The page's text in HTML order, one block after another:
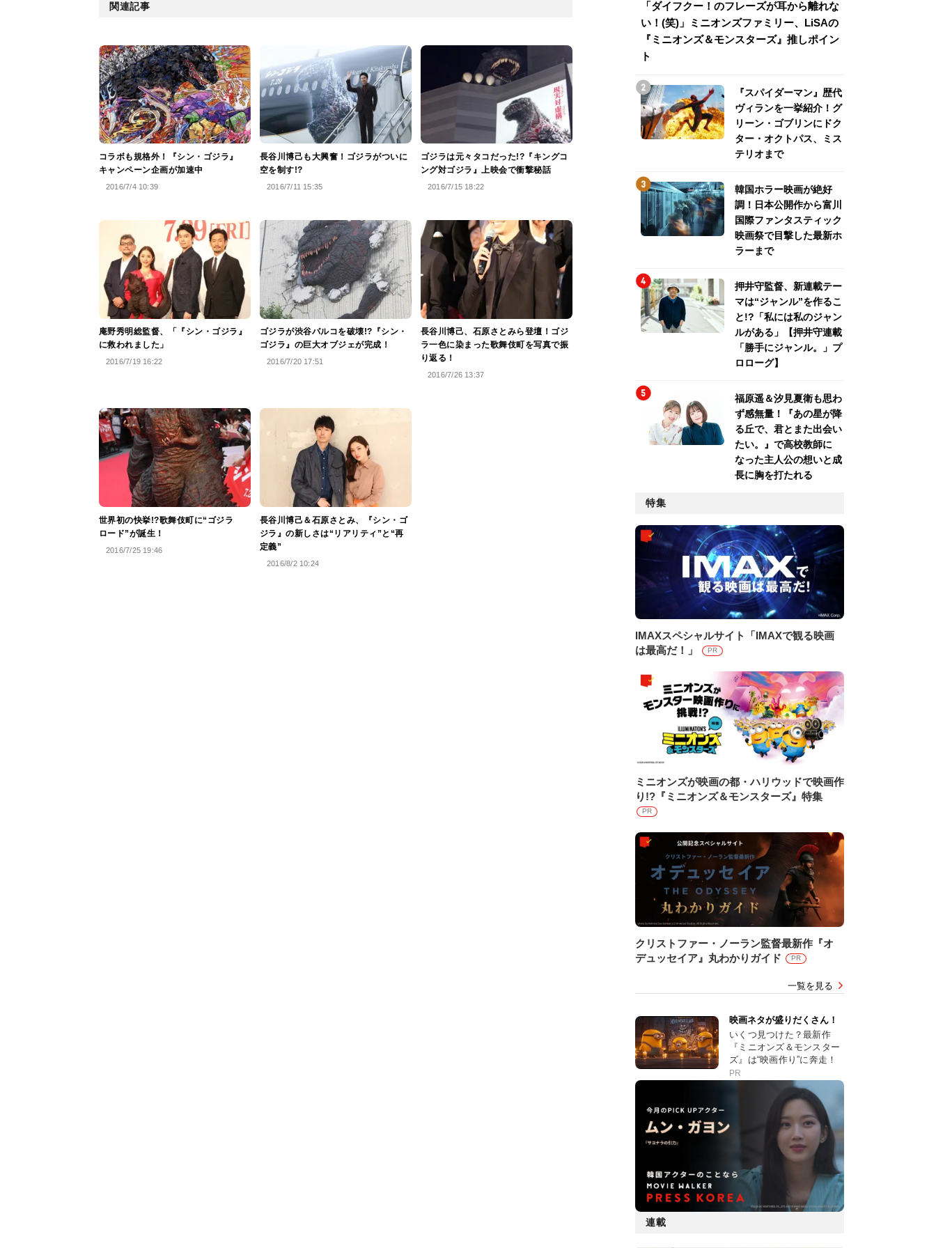
関連記事
コラボも規格外！『シン・ゴジラ』
キャンペーン企画が加速中
2016/7/4 10:39
長谷川博己も大興奮！ゴジラがついに
空を制す!?
2016/7/11 15:35
ゴジラは元々タコだった!?『キングコ
ング対ゴジラ』上映会で衝撃秘話
2016/7/15 18:22
庵野秀明総監督、「『シン・ゴジラ』
に救われました」
2016/7/19 16:22
ゴジラが渋谷パルコを破壊!?『シン・
ゴジラ』の巨大オブジェが完成！
2016/7/20 17:51
長谷川博己、石原さとみら登壇！ゴジ
ラ一色に染まった歌舞伎町を写真で振
り返る！
2016/7/26 13:37
世界初の快挙!?歌舞伎町に“ゴジラ
ロード”が誕生！
2016/7/25 19:46
長谷川博己＆石原さとみ、『シン・ゴ
ジラ』の新しさは“リアリティ”と“再
定義”
2016/8/2 10:24
「ダイフクー！のフレーズが耳から離れな
い！(笑)」ミニオンズファミリー、LiSAの
『ミニオンズ＆モンスターズ』推しポイン
ト
『スパイダーマン』歴代
ヴィランを一挙紹介！グ
リーン・ゴブリンにドク
ター・オクトパス、ミス
テリオまで
韓国ホラー映画が絶好
調！日本公開作から富川
国際ファンタスティック
映画祭で目撃した最新ホ
ラーまで
押井守監督、新連載テー
マは“ジャンル”を作るこ
と!?「私には私のジャン
ルがある」【押井守連載
「勝手にジャンル。」プ
ロローグ】
福原遥＆汐見夏衛も思わ
ず感無量！『あの星が降
る丘で、君とまた出会い
たい。』で高校教師に
なった主人公の想いと成
長に胸を打たれる
特集
IMAXスペシャルサイト「IMAXで観る映画
は最高だ！」
PR
ミニオンズが映画の都・ハリウッドで映画作
り!?『ミニオンズ＆モンスターズ』特集
PR
クリストファー・ノーラン監督最新作『オ
デュッセイア』丸わかりガイド
PR
一覧を見る
映画ネタが盛りだくさん！
いくつ見つけた？最新作
『ミニオンズ＆モンスター
ズ』は“映画作り”に奔走！
PR
連載